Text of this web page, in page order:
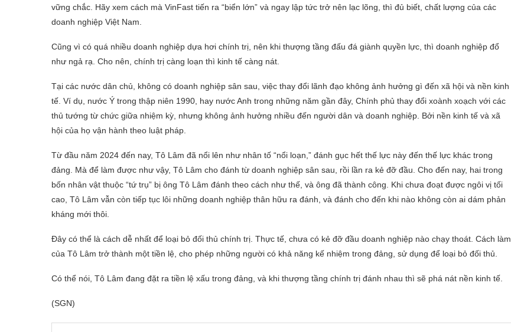
vững chắc. Hãy xem cách mà VinFast tiến ra “biển lớn” và ngay lập tức trở nên lạc lõng, thì đủ biết, chất lượng của các
doanh nghiệp Việt Nam.
Cũng vì có quá nhiều doanh nghiệp dựa hơi chính trị, nên khi thượng tầng đấu đá giành quyền lực, thì doanh nghiệp đổ
như ngả rạ. Cho nên, chính trị càng loạn thì kinh tế càng nát.
Tại các nước dân chủ, không có doanh nghiệp sân sau, việc thay đổi lãnh đạo không ảnh hưởng gì đến xã hội và nền kinh
tế. Ví dụ, nước Ý trong thập niên 1990, hay nước Anh trong những năm gần đây, Chính phủ thay đổi xoành xoạch với các
thủ tướng từ chức giữa nhiệm kỳ, nhưng không ảnh hưởng nhiều đến người dân và doanh nghiệp. Bởi nền kinh tế và xã
hội của họ vận hành theo luật pháp.
Từ đầu năm 2024 đến nay, Tô Lâm đã nổi lên như nhân tố “nổi loạn,” đánh gục hết thế lực này đến thế lực khác trong
đảng. Mà để làm được như vậy, Tô Lâm cho đánh từ doanh nghiệp sân sau, rồi lần ra kẻ đỡ đầu. Cho đến nay, hai trong
bốn nhân vật thuộc “tứ trụ” bị ông Tô Lâm đánh theo cách như thế, và ông đã thành công. Khi chưa đoạt được ngôi vị tối
cao, Tô Lâm vẫn còn tiếp tục lôi những doanh nghiệp thân hữu ra đánh, và đánh cho đến khi nào không còn ai dám phản
kháng mới thôi.
Đây có thể là cách dễ nhất để loại bỏ đối thủ chính trị. Thực tế, chưa có kẻ đỡ đầu doanh nghiệp nào chạy thoát. Cách làm
của Tô Lâm trở thành một tiền lệ, cho phép những người có khả năng kế nhiệm trong đảng, sử dụng để loại bỏ đối thủ.
Có thể nói, Tô Lâm đang đặt ra tiền lệ xấu trong đảng, và khi thượng tầng chính trị đánh nhau thì sẽ phá nát nền kinh tế.
(SGN)